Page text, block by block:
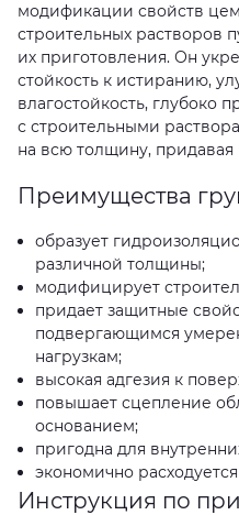
модификации свойств
строительных растворов
их приготовления. Он
стойкость к истиранию,
влагостойкость, глубоко
с строительными
на всю толщину, придавая
Преимущества
образует
различной толщины;
модифицирует
придает защитные
подвергающимся
нагрузкам;
высокая адгезия к
повышает сцепление
основанием;
пригодна для
экономично
Инструкция по